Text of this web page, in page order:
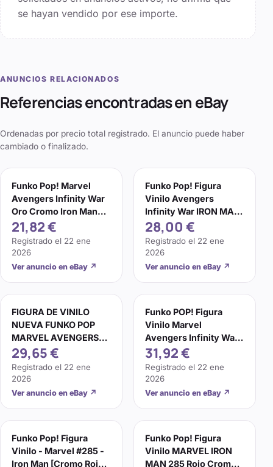
se hayan vendido por ese importe.
ANUNCIOS RELACIONADOS
Referencias encontradas en eBay
Ordenadas por precio total registrado. El anuncio puede haber
cambiado o finalizado.
Funko Pop! Marvel
Avengers Infinity War
Oro Cromo Iron Man
#285 Exclusivo
21,82 €
Registrado el 22 ene
2026
Ver anuncio en eBay ↗
Funko Pop! Figura
Vinilo Avengers
Infinity War IRON MAN
#285 Rojo Cromo 10
cm
28,00 €
Registrado el 22 ene
2026
Ver anuncio en eBay ↗
FIGURA DE VINILO
NUEVA FUNKO POP
MARVEL AVENGERS
INFINITY WAR IRON
MAN #285
29,65 €
Registrado el 22 ene
2026
Ver anuncio en eBay ↗
Funko POP! Figura
Vinilo Marvel
Avengers Infinity War -
Iron Man (Cromo Rojo)
#285
31,92 €
Registrado el 22 ene
2026
Ver anuncio en eBay ↗
Funko Pop! Figura
Vinilo - Marvel #285 -
Iron Man [Cromo Rojo]
Funko Pop! Figura
Vinilo MARVEL IRON
MAN 285 Rojo Cromo